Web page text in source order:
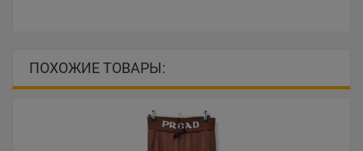
ПОХОЖИЕ ТОВАРЫ: